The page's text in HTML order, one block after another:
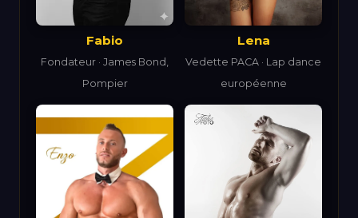
Fabio
Fondateur · James Bond,
Pompier
Lena
Vedette PACA · Lap dance
européenne